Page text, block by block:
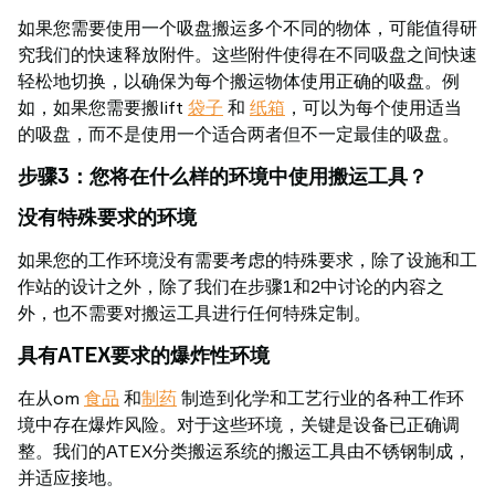
如果您需要使用一个吸盘搬运多个不同的物体，可能值得研
究我们的快速释放附件。这些附件使得在不同吸盘之间快速
轻松地切换，以确保为每个搬运物体使用正确的吸盘。例
如，如果您需要搬lift 袋子 和 纸箱 ，可以为每个使用适当
的吸盘，而不是使用一个适合两者但不一定最佳的吸盘。
步骤3：您将在什么样的环境中使用搬运工具？
没有特殊要求的环境
如果您的工作环境没有需要考虑的特殊要求，除了设施和工
作站的设计之外，除了我们在步骤1和2中讨论的内容之
外，也不需要对搬运工具进行任何特殊定制。
具有ATEX要求的爆炸性环境
在从om 食品 和制药 制造到化学和工艺行业的各种工作环
境中存在爆炸风险。对于这些环境，关键是设备已正确调
整。我们的ATEX分类搬运系统的搬运工具由不锈钢制成，
并适应接地。